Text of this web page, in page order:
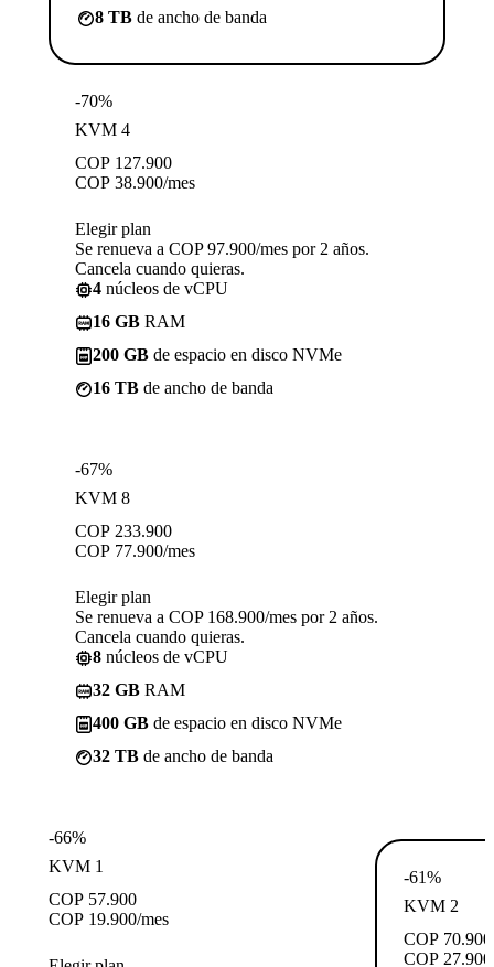
8 TB de ancho de banda
-70%
KVM 4
COP 127.900
COP 38.900/mes
Elegir plan
Se renueva a COP 97.900/mes por 2 años.
Cancela cuando quieras.
4 núcleos de vCPU
16 GB RAM
200 GB de espacio en disco NVMe
16 TB de ancho de banda
-67%
KVM 8
COP 233.900
COP 77.900/mes
Elegir plan
Se renueva a COP 168.900/mes por 2 años.
Cancela cuando quieras.
8 núcleos de vCPU
32 GB RAM
400 GB de espacio en disco NVMe
32 TB de ancho de banda
-66%
KVM 1
COP 57.900
COP 19.900/mes
-61%
KVM 2
COP 70.900
COP 27.900